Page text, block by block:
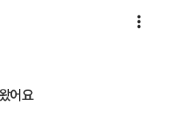
어요